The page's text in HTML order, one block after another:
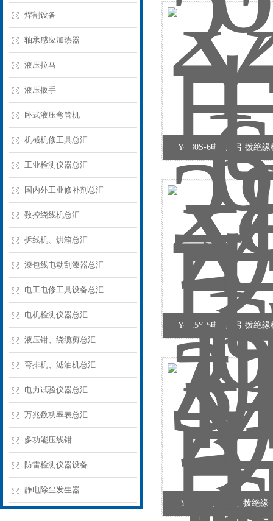
焊割设备
轴承感应加热器
液压拉马
液压扳手
卧式液压弯管机
机械机修工具总汇
工业检测仪器总汇
国内外工业修补剂总汇
数控绕线机总汇
拆线机、烘箱总汇
漆包线电动刮漆器总汇
电工电修工具设备总汇
电机检测仪器总汇
液压钳、绕缆剪总汇
弯排机、滤油机总汇
电力试验仪器总汇
万兆数功率表总汇
多功能压线钳
防雷检测仪器设备
静电除尘发生器
Y-280S-6电动机引拨绝
Y-315S-6电动机引拨绝
Y-90S-4电动机引拨绝缘